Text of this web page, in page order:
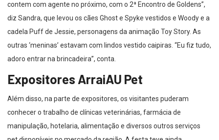
contem com agente no próximo, com o 2ª Encontro de Goldens”,
diz Sandra, que levou os cães Ghost e Spyke vestidos e Woody e a
cadela Puff de Jessie, personagens da animação Toy Story. As
outras ‘meninas’ estavam com lindos vestido caipiras. “Eu fiz tudo,
adoro entrar na brincadeira”, conta.
Expositores ArraiAU Pet
Além disso, na parte de expositores, os visitantes puderam
conhecer o trabalho de clínicas veterinárias, farmácia de
manipulação, hotelaria, alimentação e diversos outros serviços